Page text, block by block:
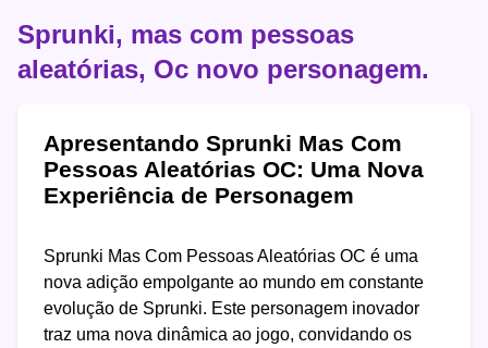
Sprunki, mas com pessoas
aleatórias, Oc novo personagem.
Apresentando Sprunki Mas Com
Pessoas Aleatórias OC: Uma Nova
Experiência de Personagem
Sprunki Mas Com Pessoas Aleatórias OC é uma
nova adição empolgante ao mundo em constante
evolução de Sprunki. Este personagem inovador
traz uma nova dinâmica ao jogo, convidando os